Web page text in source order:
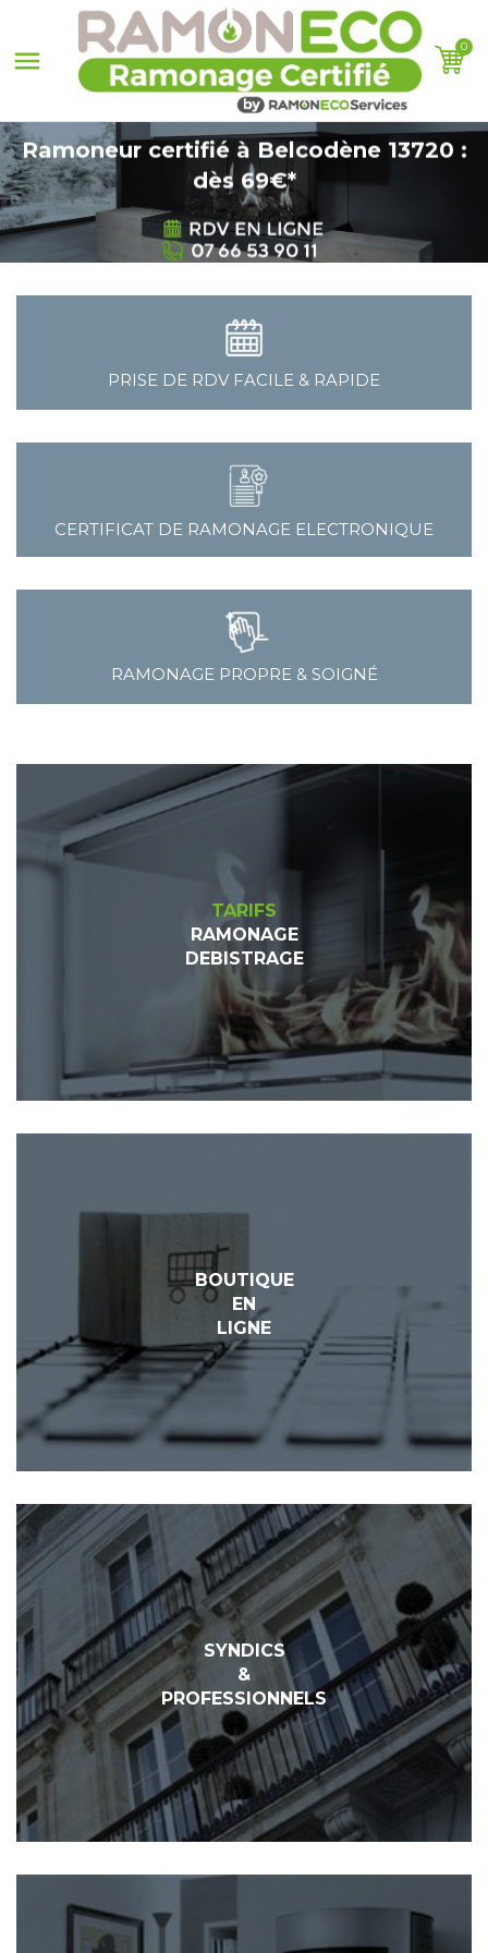
 0
Ramoneur certifié à Belcodène 13720 :
dès 69€*
PRISE DE RDV FACILE & RAPIDE
CERTIFICAT DE RAMONAGE ELECTRONIQUE
RAMONAGE PROPRE & SOIGNÉ
TARIFS
RAMONAGE
DEBISTRAGE
BOUTIQUE
EN
LIGNE
SYNDICS
&
PROFESSIONNELS